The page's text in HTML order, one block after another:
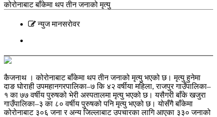
कोरोनाबाट बाँकेमा थप तीन जनाको मृत्यु
न्युज मानसराेवर
कैजनाथ । कोरोनाबाट बाँकेमा थप तीन जनाको मृत्यु भएको छ। मृत्यु हुनेमा
दाङ घोराही उपमहानगरपालिका–७ कि ४२ वर्षीया महिला, राजपुर गाउँपालिका–
१ का ७७ वर्षीय पुरुषको भेरी अस्पतालमा मृत्यु भएको छ। यसैगरी बाँके खजुरा
गाउँपालिका–३ का ८० वर्षीय पुरुषको पनि मृत्यु भएको छ। योसँगै बाँकेमा
कोरोनाबाट ३०६ जना र अन्य जिल्लाबाट उपचारका लागि आएका ३३० जनाको